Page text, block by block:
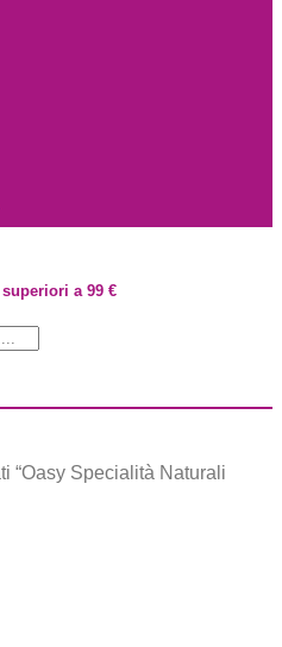
a 99 €
“Oasy Specialità Naturali